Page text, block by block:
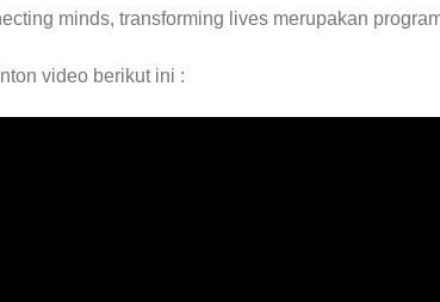
minds, transforming lives merupakan
video berikut ini :